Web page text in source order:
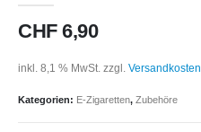
CHF6,90
inkl. 8,1 % MwSt. zzgl. Versandkosten
Kategorien: E-Zigaretten, Zubehöre